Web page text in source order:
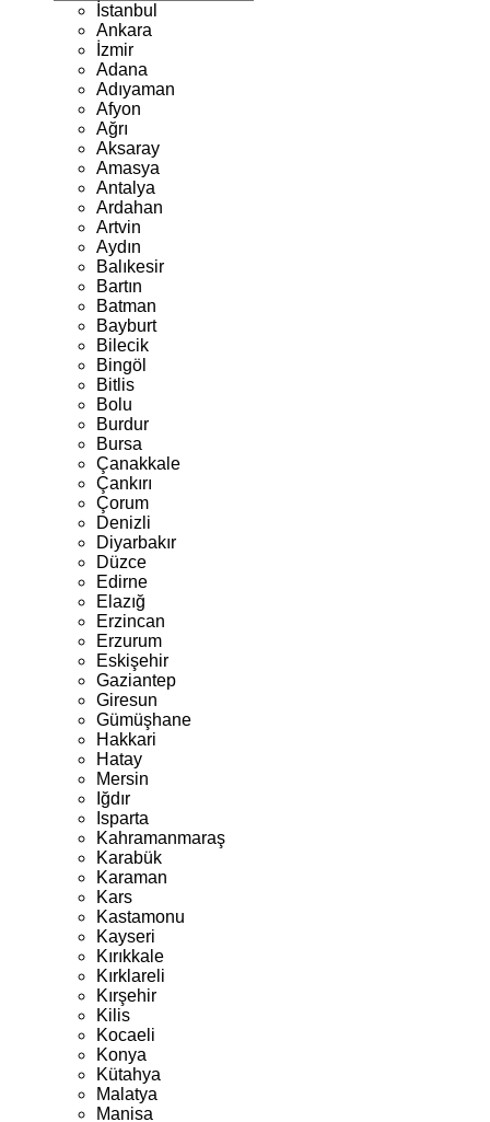
İstanbul
Ankara
İzmir
Adana
Adıyaman
Afyon
Ağrı
Aksaray
Amasya
Antalya
Ardahan
Artvin
Aydın
Balıkesir
Bartın
Batman
Bayburt
Bilecik
Bingöl
Bitlis
Bolu
Burdur
Bursa
Çanakkale
Çankırı
Çorum
Denizli
Diyarbakır
Düzce
Edirne
Elazığ
Erzincan
Erzurum
Eskişehir
Gaziantep
Giresun
Gümüşhane
Hakkari
Hatay
Mersin
Iğdır
Isparta
Kahramanmaraş
Karabük
Karaman
Kars
Kastamonu
Kayseri
Kırıkkale
Kırklareli
Kırşehir
Kilis
Kocaeli
Konya
Kütahya
Malatya
Manisa